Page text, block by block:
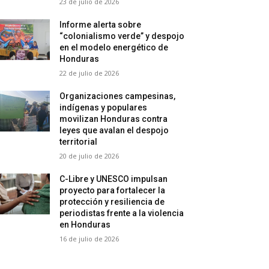
Informe alerta sobre
“colonialismo verde” y despojo
en el modelo energético de
Honduras
22 de julio de 2026
Organizaciones campesinas,
indígenas y populares
movilizan Honduras contra
leyes que avalan el despojo
territorial
20 de julio de 2026
C-Libre y UNESCO impulsan
proyecto para fortalecer la
protección y resiliencia de
periodistas frente a la violencia
en Honduras
16 de julio de 2026